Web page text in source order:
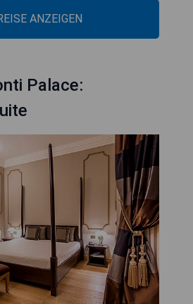
ANZEIGEN
Palace: